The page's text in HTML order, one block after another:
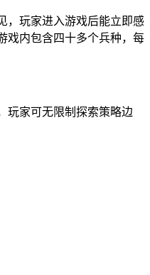
，玩家进入游戏后能立即感
戏内包含四十多个兵种，每
玩家可无限制探索策略边